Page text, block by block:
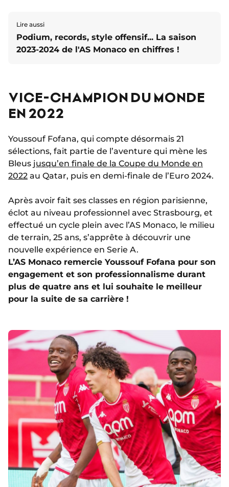
Lire aussi
Podium, records, style offensif... La saison
2023-2024 de l'AS Monaco en chiffres !
VICE-CHAMPION DU MONDE
EN 2022
Youssouf Fofana, qui compte désormais 21
sélections, fait partie de l’aventure qui mène les
Bleus jusqu’en finale de la Coupe du Monde en
2022 au Qatar, puis en demi-finale de l’Euro 2024.
Après avoir fait ses classes en région parisienne,
éclot au niveau professionnel avec Strasbourg, et
effectué un cycle plein avec l’AS Monaco, le milieu
de terrain, 25 ans, s’apprête à découvrir une
nouvelle expérience en Serie A.
L’AS Monaco remercie Youssouf Fofana pour son
engagement et son professionnalisme durant
plus de quatre ans et lui souhaite le meilleur
pour la suite de sa carrière !